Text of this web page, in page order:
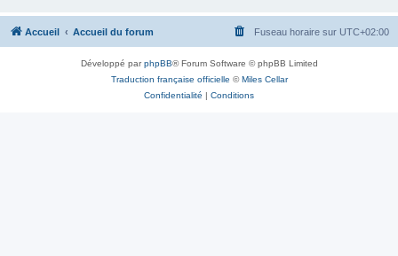
Accueil Accueil du forum Fuseau horaire sur UTC+02:00
Développé parphpBB® Forum Software © phpBB Limited
Traduction française officielle ©Miles Cellar
Confidentialité | Conditions